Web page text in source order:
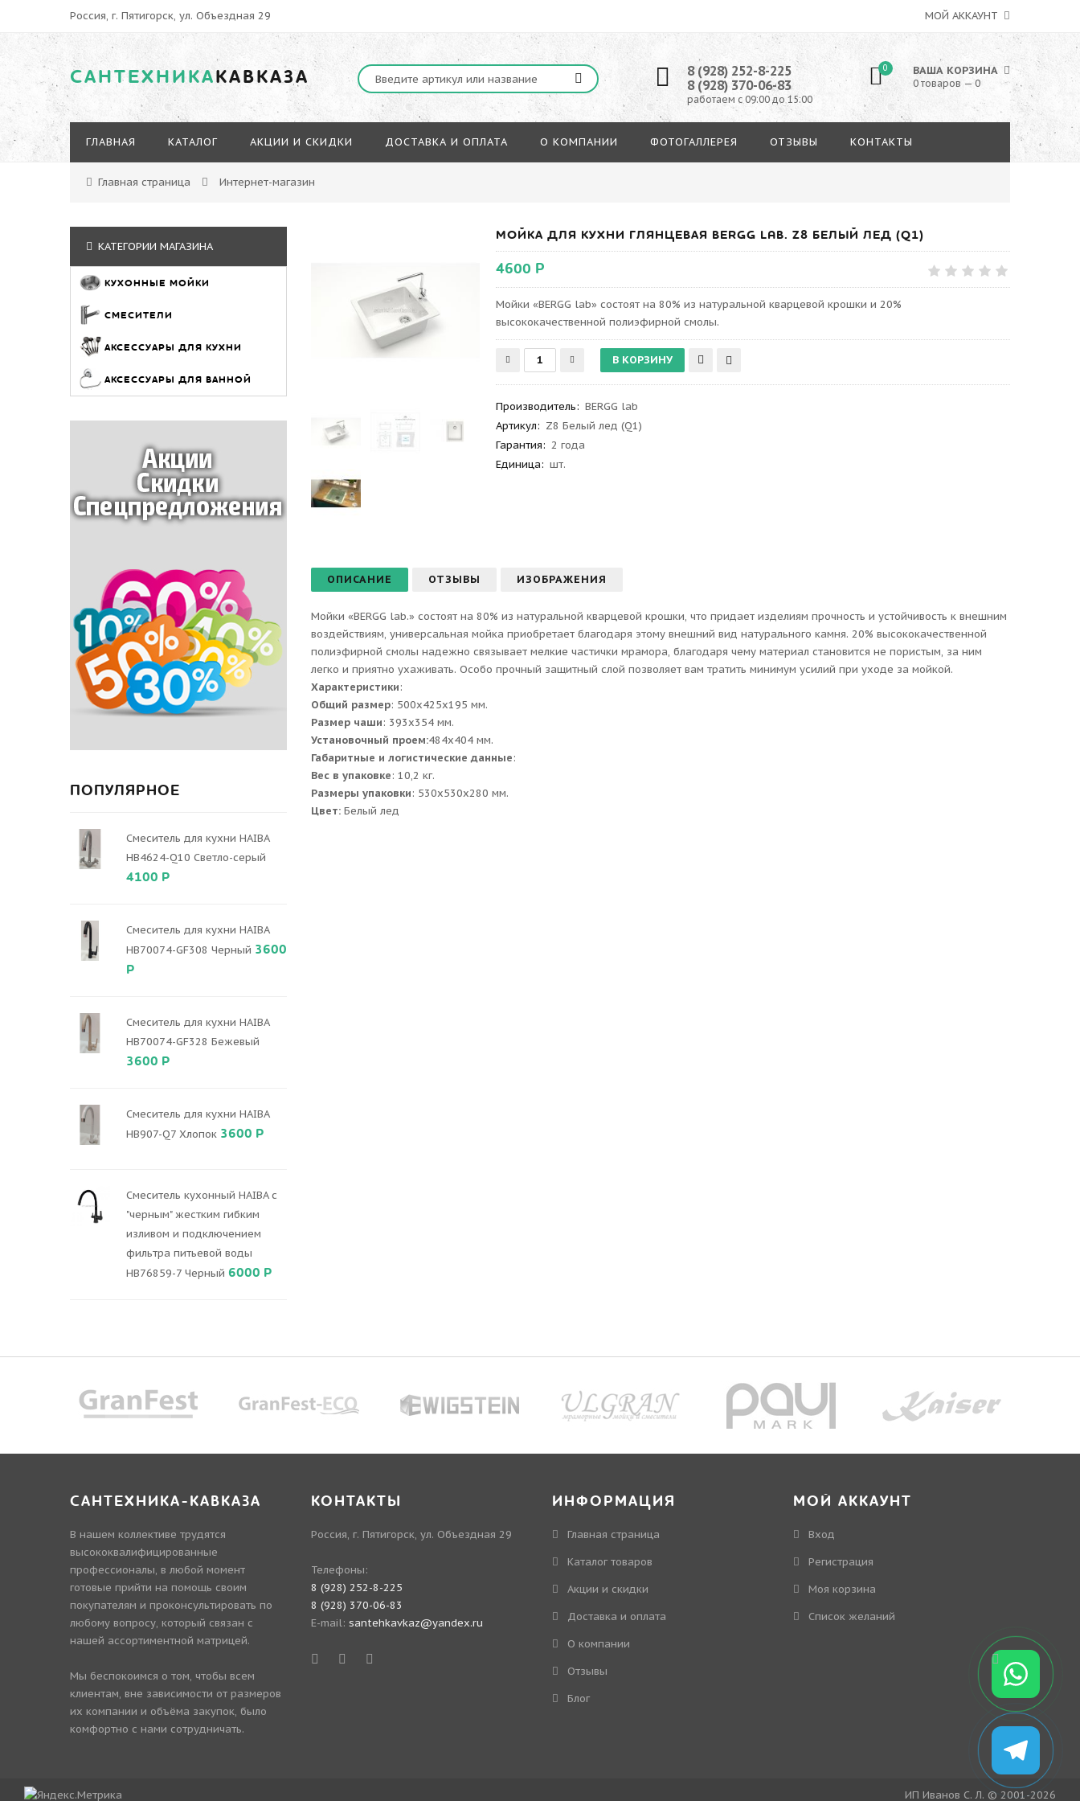
Россия, г. Пятигорск, ул. Объездная 29 МОЙ АККАУНТ
САНТЕХНИКАКАВКАЗА
8 (928) 252-8-225
8 (928) 370-06-83
работаем с 09:00 до 15:00
0 ВАША КОРЗИНА
0 товаров — 0
ГЛАВНАЯ КАТАЛОГ АКЦИИ И СКИДКИ ДОСТАВКА И ОПЛАТА О КОМПАНИИ ФОТОГАЛЛЕРЕЯ ОТЗЫВЫ КОНТАКТЫ
Главная страница Интернет-магазин
МОЙКА ДЛЯ КУХНИ ГЛЯНЦЕВАЯ BERGG LAB. Z8 БЕЛЫЙ ЛЕД (Q1)
4600 Р
Мойки «BERGG lab» состоят на 80% из натуральной кварцевой крошки и 20%
высококачественной полиэфирной смолы.
Производитель: BERGG lab
Артикул: Z8 Белый лед (Q1)
Гарантия: 2 года
Единица: шт.
ОПИСАНИЕ ОТЗЫВЫ ИЗОБРАЖЕНИЯ
Мойки «BERGG lab.» состоят на 80% из натуральной кварцевой крошки, что придает изделиям прочность и устойчивость к внешним
воздействиям, универсальная мойка приобретает благодаря этому внешний вид натурального камня. 20% высококачественной
полиэфирной смолы надежно связывает мелкие частички мрамора, благодаря чему материал становится не пористым, за ним
легко и приятно ухаживать. Особо прочный защитный слой позволяет вам тратить минимум усилий при уходе за мойкой.
Характеристики:
Общий размер: 500x425x195 мм.
Размер чаши: 393х354 мм.
Установочный проем:484x404 мм.
Габаритные и логистические данные:
Вес в упаковке: 10,2 кг.
Размеры упаковки: 530x530x280 мм.
Цвет:Белый лед
КАТЕГОРИИ МАГАЗИНА
КУХОННЫЕ МОЙКИ
СМЕСИТЕЛИ
АКСЕССУАРЫ ДЛЯ КУХНИ
АКСЕССУАРЫ ДЛЯ ВАННОЙ
ПОПУЛЯРНОЕ
Смеситель для кухни HAIBA
HB4624-Q10 Светло-серый
4100 Р
Смеситель для кухни HAIBA
HB70074-GF308 Черный 3600
Р
Смеситель для кухни HAIBA
HB70074-GF328 Бежевый
3600 Р
Смеситель для кухни HAIBA
HB907-Q7 Хлопок 3600 Р
Смеситель кухонный HAIBA с
"черным" жестким гибким
изливом и подключением
фильтра питьевой воды
HB76859-7 Черный 6000 Р
САНТЕХНИКА-КАВКАЗА
В нашем коллективе трудятся
высококвалифицированные
профессионалы, в любой момент
готовые прийти на помощь своим
покупателям и проконсультировать по
любому вопросу, который связан с
нашей ассортиментной матрицей.
Мы беспокоимся о том, чтобы всем
клиентам, вне зависимости от размеров
их компании и объёма закупок, было
комфортно с нами сотрудничать.
КОНТАКТЫ
Россия, г. Пятигорск, ул. Объездная 29
Телефоны:
8 (928) 252-8-225
8 (928) 370-06-83
E-mail: santehkavkaz@yandex.ru
ИНФОРМАЦИЯ
Главная страница
Каталог товаров
Акции и скидки
Доставка и оплата
О компании
Отзывы
Блог
МОЙ АККАУНТ
Вход
Регистрация
Моя корзина
Cписок желаний
ИП Иванов С. Л. © 2001-2026